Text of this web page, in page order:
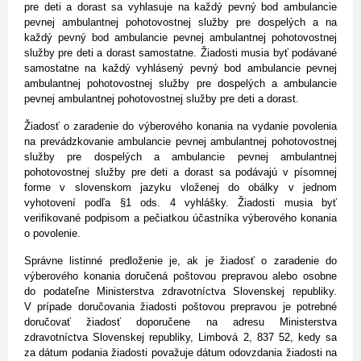
pre deti a dorast sa vyhlasuje na každý pevný bod ambulancie
pevnej ambulantnej pohotovostnej služby pre dospelých a na
každý pevný bod ambulancie pevnej ambulantnej pohotovostnej
služby pre deti a dorast samostatne. Žiadosti musia byť podávané
samostatne na každý vyhlásený pevný bod ambulancie pevnej
ambulantnej pohotovostnej služby pre dospelých a ambulancie
pevnej ambulantnej pohotovostnej služby pre deti a dorast.
Žiadosť o zaradenie do výberového konania na vydanie povolenia
na prevádzkovanie ambulancie pevnej ambulantnej pohotovostnej
služby pre dospelých a ambulancie pevnej ambulantnej
pohotovostnej služby pre deti a dorast sa podávajú v písomnej
forme v slovenskom jazyku vloženej do obálky v jednom
vyhotovení podľa §1 ods. 4 vyhlášky. Žiadosti musia byť
verifikované podpisom a pečiatkou účastníka výberového konania
o povolenie.
Správne listinné predloženie je, ak je žiadosť o zaradenie do
výberového konania doručená poštovou prepravou alebo osobne
do podateľne Ministerstva zdravotníctva Slovenskej republiky.
V prípade doručovania žiadosti poštovou prepravou je potrebné
doručovať žiadosť doporučene na adresu Ministerstva
zdravotníctva Slovenskej republiky, Limbová 2, 837 52, kedy sa
za dátum podania žiadosti považuje dátum odovzdania žiadosti na